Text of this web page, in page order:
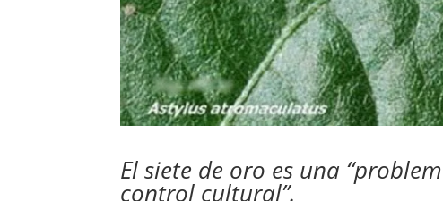
El siete de oro es una
control cultural”.